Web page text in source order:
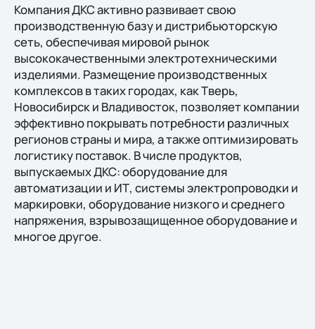
Компания ДКС активно развивает свою
производственную базу и дистрибьюторскую
сеть, обеспечивая мировой рынок
высококачественными электротехническими
изделиями. Размещение производственных
комплексов в таких городах, как Тверь,
Новосибирск и Владивосток, позволяет компании
эффективно покрывать потребности различных
регионов страны и мира, а также оптимизировать
логистику поставок. В числе продуктов,
выпускаемых ДКС: оборудование для
автоматизации и ИТ, системы электропроводки и
маркировки, оборудование низкого и среднего
напряжения, взрывозащищенное оборудование и
многое другое.